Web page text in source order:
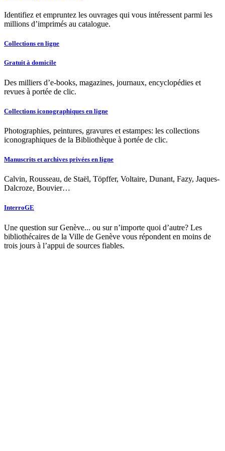
Identifiez et empruntez les ouvrages qui vous intéressent parmi les
millions d’imprimés au catalogue.
Collections en ligne
Gratuit à domicile
Des milliers d’e-books, magazines, journaux, encyclopédies et
revues à portée de clic.
Collections iconographiques en ligne
Photographies, peintures, gravures et estampes: les collections
iconographiques de la Bibliothèque à portée de clic.
Manuscrits et archives privées en ligne
Calvin, Rousseau, de Staël, Töpffer, Voltaire, Dunant, Fazy, Jaques-
Dalcroze, Bouvier…
InterroGE
Une question sur Genève... ou sur n’importe quoi d’autre? Les
bibliothécaires de la Ville de Genève vous répondent en moins de
trois jours à l’appui de sources fiables.